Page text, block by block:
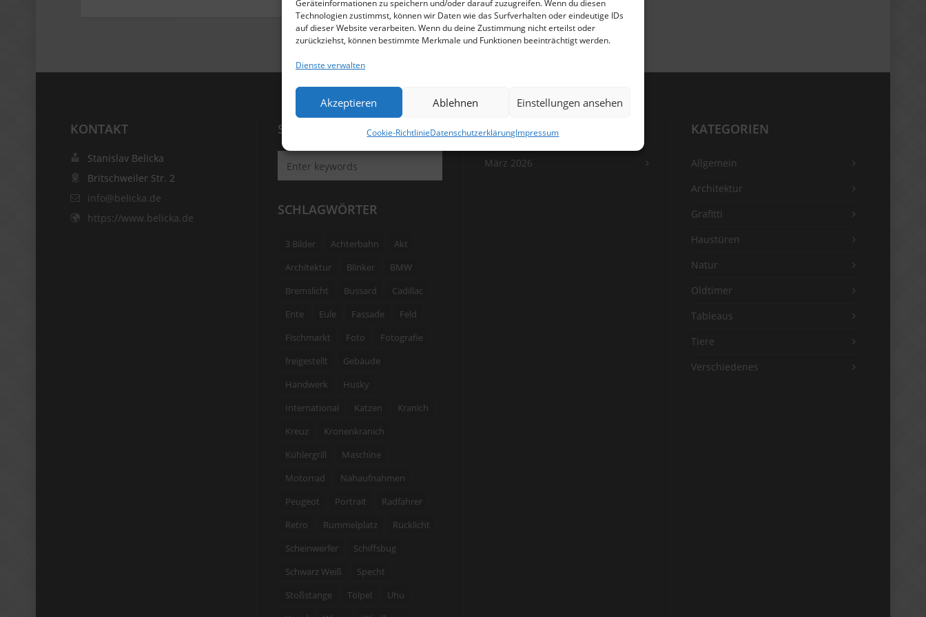
Geräteinformationen zu speichern und/oder darauf zuzugreifen. Wenn du diesen
Technologien zustimmst, können wir Daten wie das Surfverhalten oder eindeutige IDs
auf dieser Website verarbeiten. Wenn du deine Zustimmung nicht erteilst oder
zurückziehst, können bestimmte Merkmale und Funktionen beeinträchtigt werden.
Dienste verwalten
Akzeptieren Ablehnen Einstellungen ansehen
Cookie-RichtlinieDatenschutzerklärungImpressum
KONTAKT
Stanislav Belicka
Britschweiler Str. 2
info@belicka.de
https://www.belicka.de
SUCHEN
SCHLAGWÖRTER
3 Bilder Achterbahn
Akt
Architektur
Blinker
BMW
Bremslicht
Bussard
Cadillac
Ente
Eule Fassade
Feld
Fischmarkt
Foto
Fotografie
freigestellt
Gebäude
Handwerk
Husky
International
Katzen
Kranich
Kreuz
Kronenkranich
Kühlergrill
Maschine
Motorrad
Nahaufnahmen
Peugeot
Portrait
Radfahrer
Retro
Rummelplatz
Rücklicht
Scheinwerfer
Schiffsbug
Schwarz Weiß
Specht
Stoßstange
Tölpel
Uhu
ARCHIV
März 2026
KATEGORIEN
Allgemein
Architektur
Grafitti
Haustüren
Natur
Oldtimer
Tableaus
Tiere
Verschiedenes